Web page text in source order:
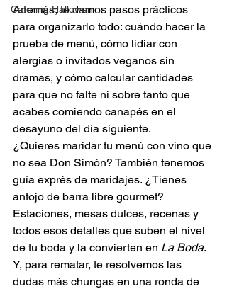
Catering Hallowen
Además, te damos pasos prácticos
para organizarlo todo: cuándo hacer la
prueba de menú, cómo lidiar con
alergias o invitados veganos sin
dramas, y cómo calcular cantidades
para que no falte ni sobre tanto que
acabes comiendo canapés en el
desayuno del día siguiente.
¿Quieres maridar tu menú con vino que
no sea Don Simón? También tenemos
guía exprés de maridajes. ¿Tienes
antojo de barra libre gourmet?
Estaciones, mesas dulces, recenas y
todos esos detalles que suben el nivel
de tu boda y la convierten en La Boda.
Y, para rematar, te resolvemos las
dudas más chungas en una ronda de